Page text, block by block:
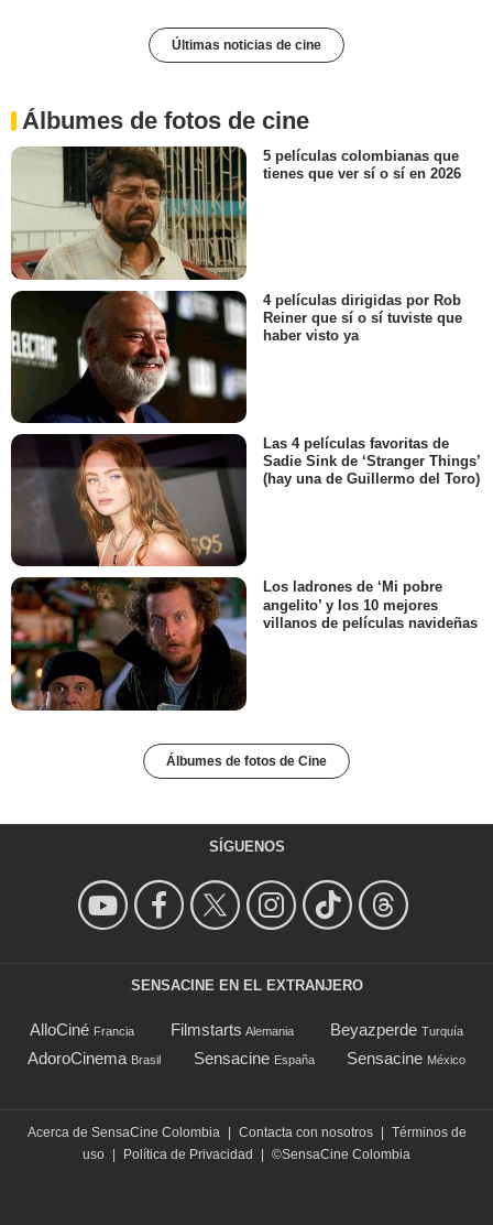
Últimas noticias de cine
Álbumes de fotos de cine
5 películas colombianas que
tienes que ver sí o sí en 2026
4 películas dirigidas por Rob
Reiner que sí o sí tuviste que
haber visto ya
Las 4 películas favoritas de
Sadie Sink de ‘Stranger Things’
(hay una de Guillermo del Toro)
Los ladrones de ‘Mi pobre
angelito’ y los 10 mejores
villanos de películas navideñas
Álbumes de fotos de Cine
SÍGUENOS
SENSACINE EN EL EXTRANJERO
AlloCiné Francia Filmstarts Alemania Beyazperde Turquía
AdoroCinema Brasil Sensacine España Sensacine México
Acerca de SensaCine Colombia | Contacta con nosotros | Términos de
uso | Política de Privacidad | ©SensaCine Colombia